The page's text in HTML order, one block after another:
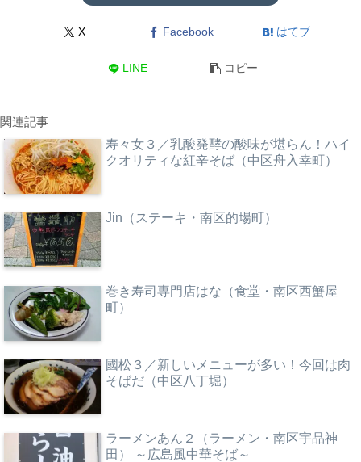
X Facebook はてブ
LINE コピー
関連記事
寿々女３／乳酸発酵の酸味が堪らん！ハイ
クオリティな紅辛そば（中区舟入幸町）
Jin（ステーキ・南区的場町）
巻き寿司専門店はな（食堂・南区西蟹屋
町）
國松３／新しいメニューが多い！今回は肉
そばだ（中区八丁堀）
ラーメンあん２（ラーメン・南区宇品神
田） ～広島風中華そば～